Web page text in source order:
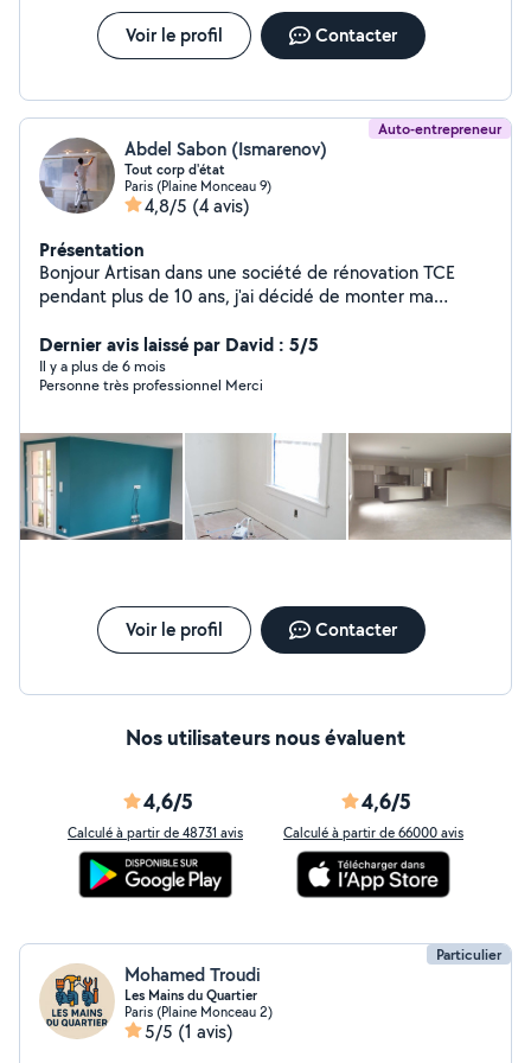
de plâtrerie: préparation des surfaces, pose de plâtre,
réalisation de cloisons et faux-plafonds, réfection de
murs endommagés
Voir le profil Contacter
Auto-entrepreneur
Abdel Sabon (Ismarenov)
Tout corp d'état
Paris (Plaine Monceau 9)
4,8/5 (4 avis)
Présentation
Bonjour Artisan dans une société de rénovation TCE
pendant plus de 10 ans, j'ai décidé de monter ma
propose nos services pour tous travaux de rénovation
d'Intérieur tous corps d'état. ( enduit, peinture, ba13,
toile de verre, papier peint, cloisons, carrelage, salle de
isolations, revêtement de sols, parquet massif,
électricité, plomberie ...) Travail sérieux et soigné, tarifs
abordables. on est à votre disposition afin de vous
accompagner, vous conseiller et vous aider à faire les
bons choix. N'hésitez pas à nous contacter !
Dernier avis laissé par David : 5/5
Il y a plus de 6 mois
Personne très professionnel Merci
Voir le profil Contacter
Nos utilisateurs nous évaluent
4,6/5
Calculé à partir de 48731 avis
4,6/5
Calculé à partir de 66000 avis
Particulier
Mohamed Troudi
Les Mains du Quartier
Paris (Plaine Monceau 2)
5/5 (1 avis)